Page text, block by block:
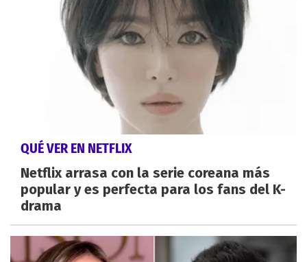
QUÉ VER EN NETFLIX
Netflix arrasa con la serie coreana más
popular y es perfecta para los fans del K-
drama